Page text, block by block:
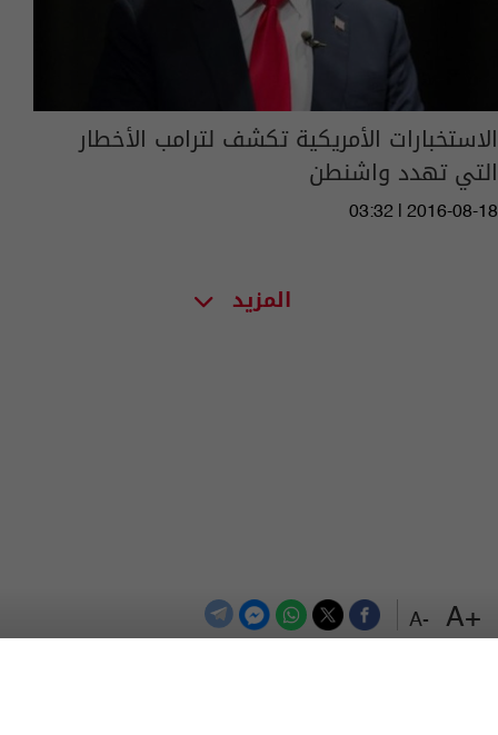
+A
-A
الاستخبارات الأمريكية تكشف لترامب الأخطار
التي تهدد واشنطن
03:32 | 2016-08-18
المزيد